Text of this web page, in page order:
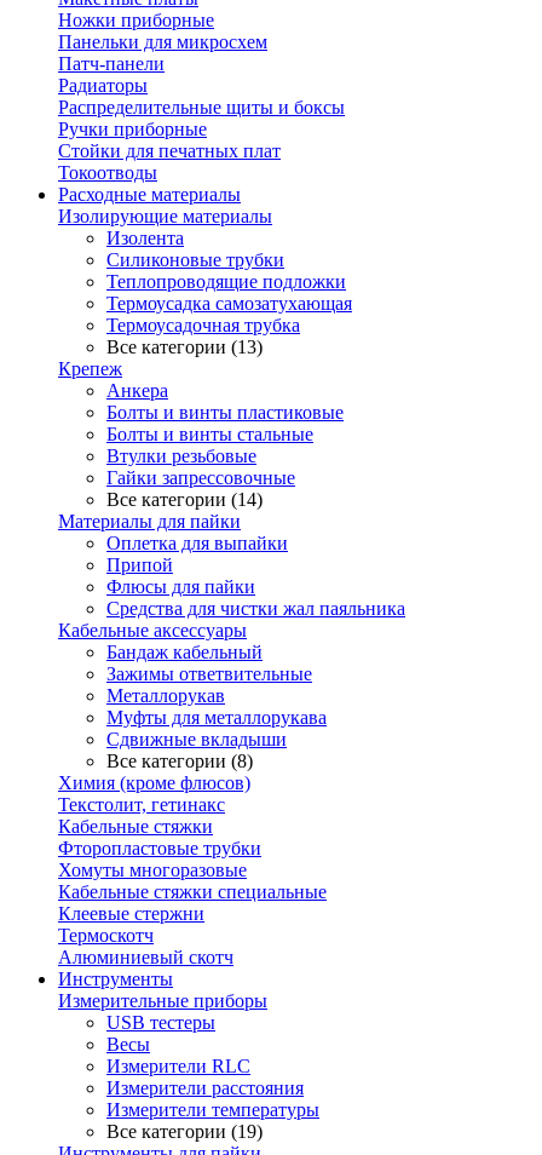
Ножки приборные
Панельки для микросхем
Патч-панели
Радиаторы
Распределительные щиты и боксы
Ручки приборные
Стойки для печатных плат
Токоотводы
Расходные материалы
Изолирующие материалы
Изолента
Силиконовые трубки
Теплопроводящие подложки
Термоусадка самозатухающая
Термоусадочная трубка
Все категории (13)
Крепеж
Анкера
Болты и винты пластиковые
Болты и винты стальные
Втулки резьбовые
Гайки запрессовочные
Все категории (14)
Материалы для пайки
Оплетка для выпайки
Припой
Флюсы для пайки
Средства для чистки жал паяльника
Кабельные аксессуары
Бандаж кабельный
Зажимы ответвительные
Металлорукав
Муфты для металлорукава
Сдвижные вкладыши
Все категории (8)
Химия (кроме флюсов)
Текстолит, гетинакс
Кабельные стяжки
Фторопластовые трубки
Хомуты многоразовые
Кабельные стяжки специальные
Клеевые стержни
Термоскотч
Алюминиевый скотч
Инструменты
Измерительные приборы
USB тестеры
Весы
Измерители RLC
Измерители расстояния
Измерители температуры
Все категории (19)